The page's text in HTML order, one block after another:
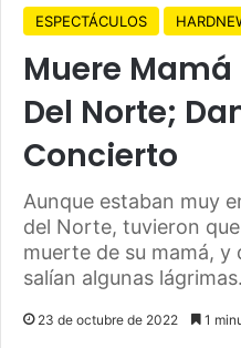
ESPECTÁCULOS
Muere Mamá
Del Norte;
Concierto
Aunque estaban muy
del Norte, tuvieron
muerte de su mamá, y
salían algunas lágrimas.
23 de octubre de 2022 1